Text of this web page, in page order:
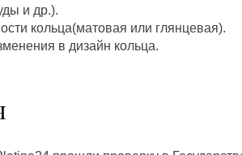
и др.).
кольца(матовая или глянцевая).
в дизайн кольца.